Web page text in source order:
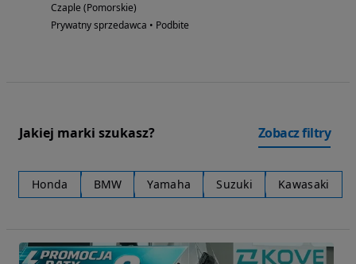
Czaple (Pomorskie)
Prywatny sprzedawca • Podbite
Jakiej marki szukasz? Zobacz filtry
Honda BMW Yamaha Suzuki Kawasaki